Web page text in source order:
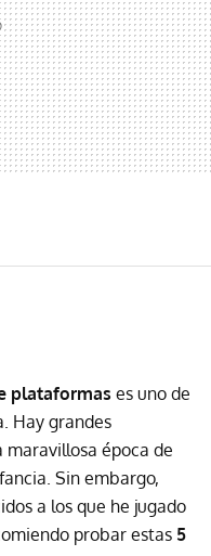
plataformas es uno de
Hay grandes
maravillosa época de
Sin embargo,
a los que he jugado
probar estas 5